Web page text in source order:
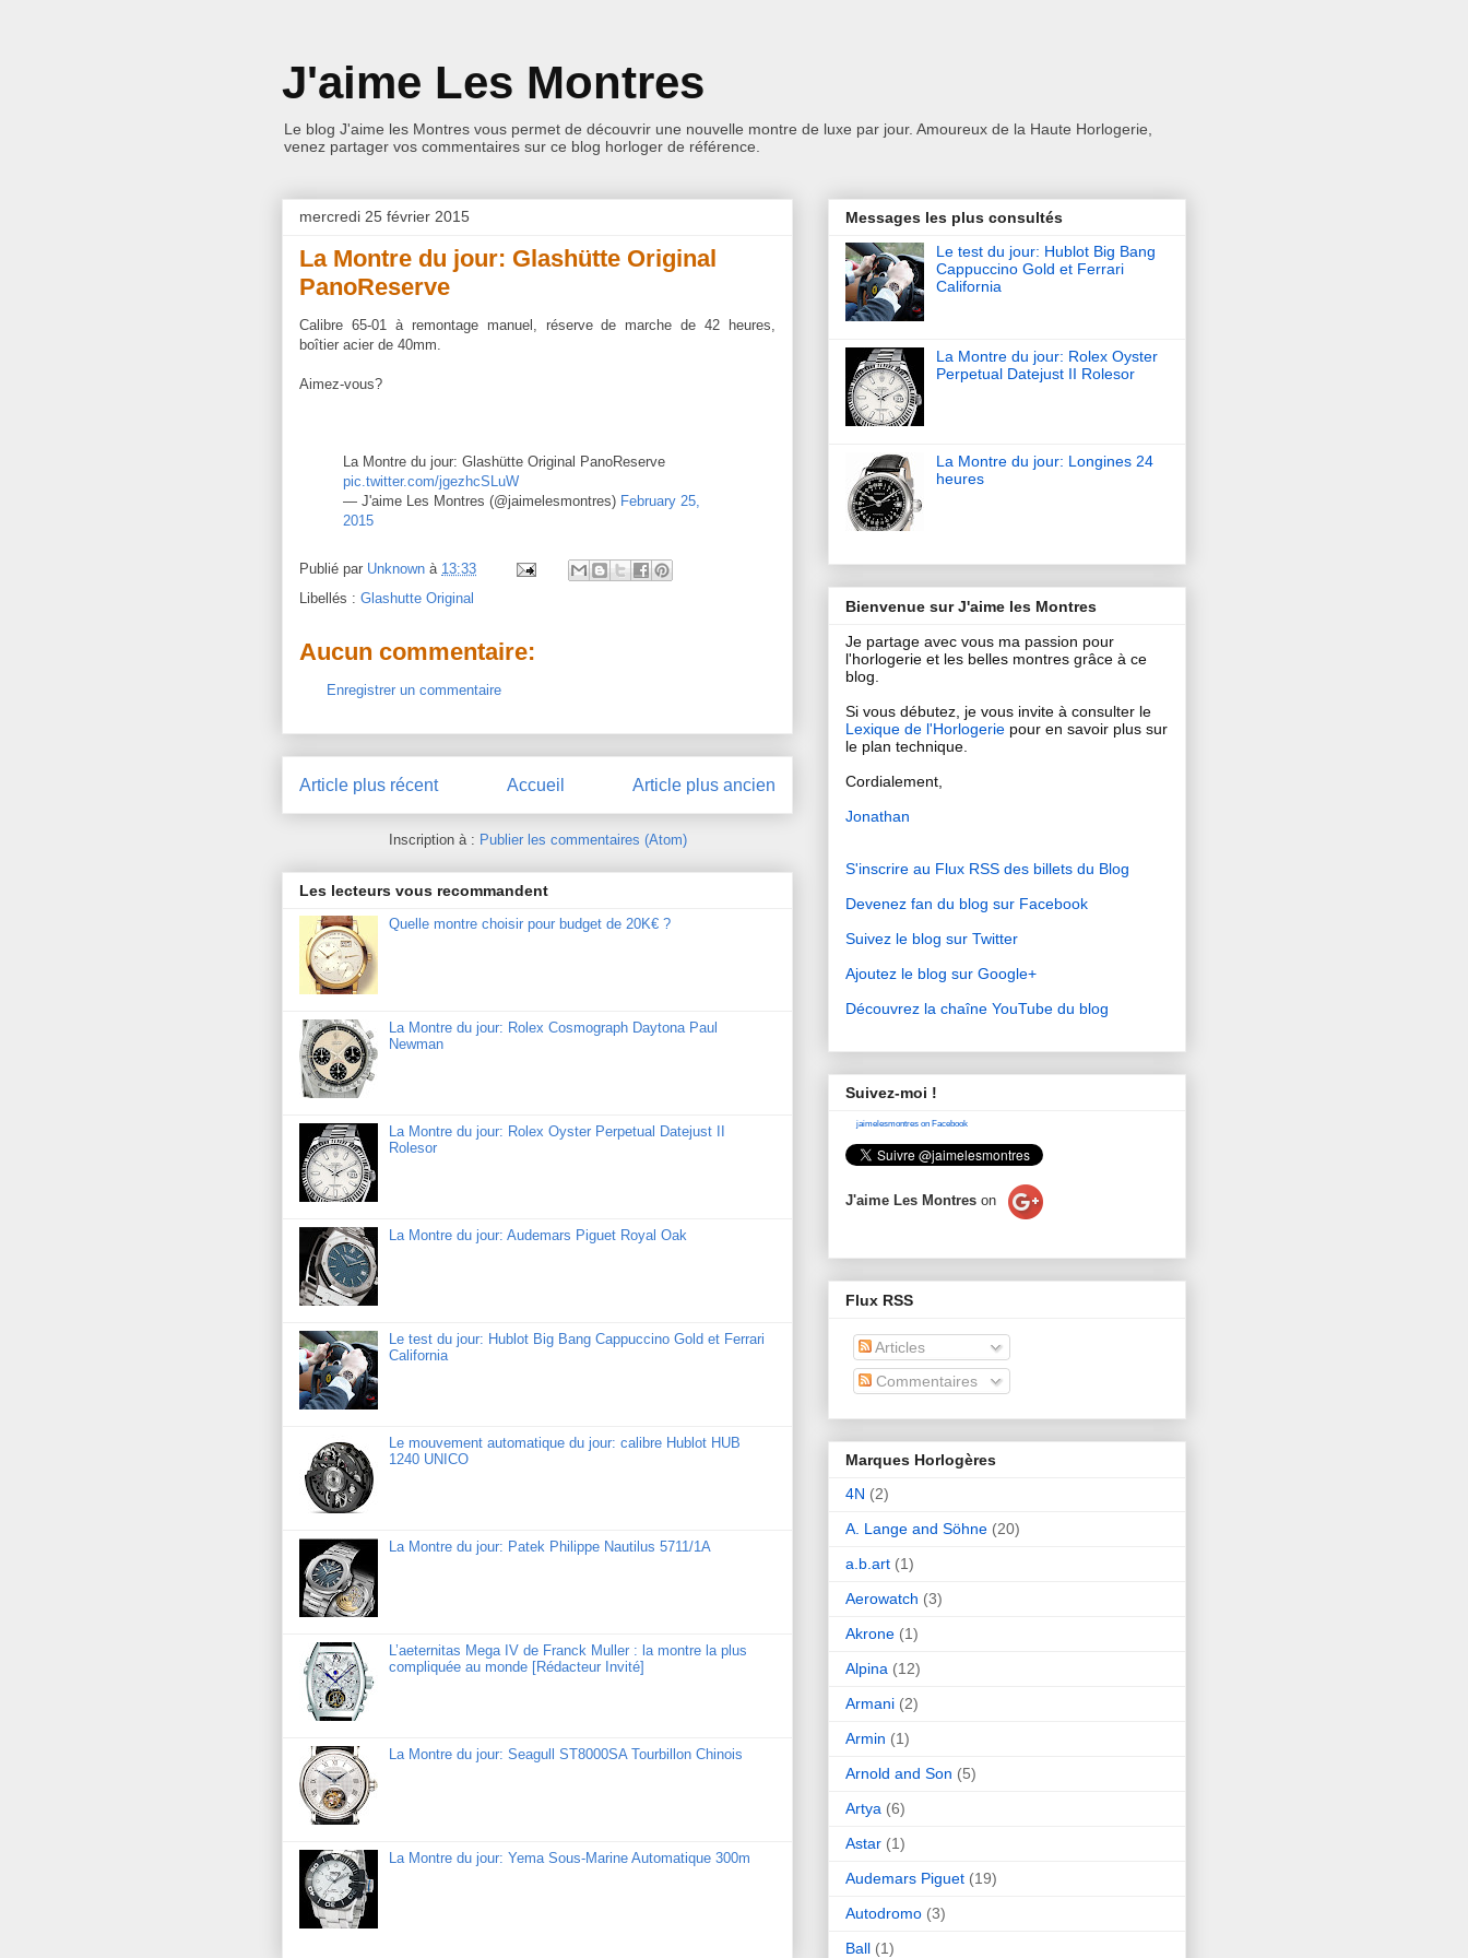
J'aime Les Montres
Le blog J'aime les Montres vous permet de découvrir une nouvelle montre de luxe par jour. Amoureux de la Haute Horlogerie,
venez partager vos commentaires sur ce blog horloger de référence.
mercredi 25 février 2015
La Montre du jour: Glashütte Original
PanoReserve
Calibre 65-01 à remontage manuel, réserve de marche de 42 heures,
boîtier acier de 40mm.
Aimez-vous?
La Montre du jour: Glashütte Original PanoReserve
pic.twitter.com/jgezhcSLuW
— J'aime Les Montres (@jaimelesmontres) February 25,
2015
Publié par Unknown à 13:33
Libellés : Glashutte Original
Aucun commentaire:
Enregistrer un commentaire
Article plus récent Article plus ancien
Accueil
Inscription à : Publier les commentaires (Atom)
Les lecteurs vous recommandent
Quelle montre choisir pour budget de 20K€ ?
La Montre du jour: Rolex Cosmograph Daytona Paul
Newman
La Montre du jour: Rolex Oyster Perpetual Datejust II
Rolesor
La Montre du jour: Audemars Piguet Royal Oak
Le test du jour: Hublot Big Bang Cappuccino Gold et Ferrari
California
Le mouvement automatique du jour: calibre Hublot HUB
1240 UNICO
La Montre du jour: Patek Philippe Nautilus 5711/1A
L’aeternitas Mega IV de Franck Muller : la montre la plus
compliquée au monde [Rédacteur Invité]
La Montre du jour: Seagull ST8000SA Tourbillon Chinois
La Montre du jour: Yema Sous-Marine Automatique 300m
Messages les plus consultés
Le test du jour: Hublot Big Bang
Cappuccino Gold et Ferrari
California
La Montre du jour: Rolex Oyster
Perpetual Datejust II Rolesor
La Montre du jour: Longines 24
heures
Bienvenue sur J'aime les Montres
Je partage avec vous ma passion pour
l'horlogerie et les belles montres grâce à ce
blog.
Si vous débutez, je vous invite à consulter le
Lexique de l'Horlogerie pour en savoir plus sur
le plan technique.
Cordialement,
Jonathan
S'inscrire au Flux RSS des billets du Blog
Devenez fan du blog sur Facebook
Suivez le blog sur Twitter
Ajoutez le blog sur Google+
Découvrez la chaîne YouTube du blog
Suivez-moi !
jaimelesmontres on Facebook
J'aime Les Montres on
Flux RSS
Articles
Commentaires
Marques Horlogères
4N (2)
A. Lange and Söhne (20)
a.b.art (1)
Aerowatch (3)
Akrone (1)
Alpina (12)
Armani (2)
Armin (1)
Arnold and Son (5)
Artya (6)
Astar (1)
Audemars Piguet (19)
Autodromo (3)
Ball (1)